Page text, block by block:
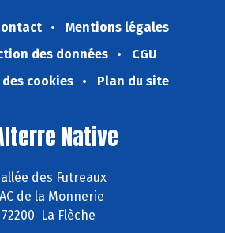
Mentions légales
des données
CGU
cookies
Plan du site
Native
des Futreaux
de la Monnerie
72200 La Flèche